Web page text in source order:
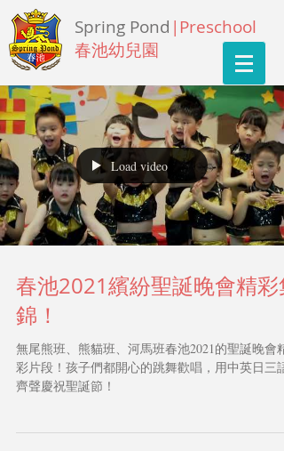
Spring Pond |Preschool
春池幼兒園
Load video
春池2021繽紛聖誕晚會精彩
錦！
無尾熊班、熊貓班、河馬班春池2021的聖誕晚會精
彩片段！孩子們都開心的跳舞歡唱，用中英日三語
齊聲慶祝聖誕節！